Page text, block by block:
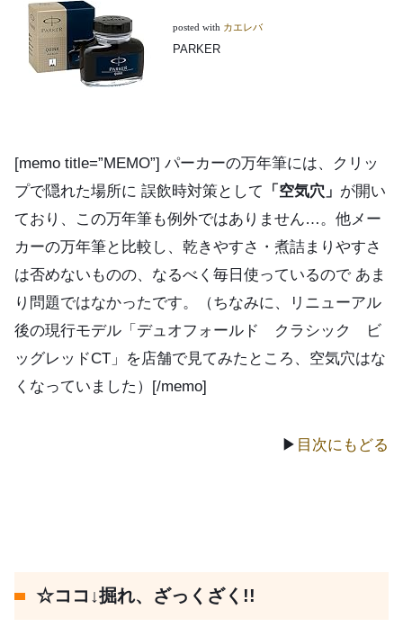
posted with カエレバ
PARKER
[memo title=”MEMO”] パーカーの万年筆には、クリッ
プで隠れた場所に 誤飲時対策として
「空気穴」 が開い
ており、この万年筆も例外ではありません…。他メー
カーの万年筆と比較し、乾きやすさ・煮詰まりやすさ
は否めないものの、なるべく毎日使っているので あま
り問題ではなかったです。（ちなみに、リニューアル
後の現行モデル「デュオフォールド クラシック ビ
ッグレッドCT」を店舗で見てみたところ、空気穴はな
くなっていました）[/memo]
▶ 目次にもどる
☆ココ↓掘れ、ざっくざく!!